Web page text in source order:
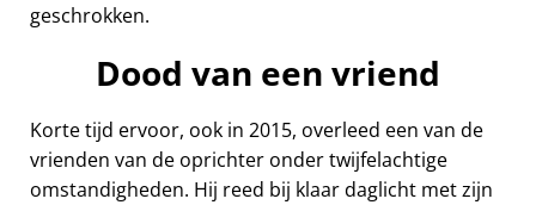
geschrokken.
Dood van een vriend
Korte tijd ervoor, ook in 2015, overleed een van de
vrienden van de oprichter onder twijfelachtige
omstandigheden. Hij reed bij klaar daglicht met zijn